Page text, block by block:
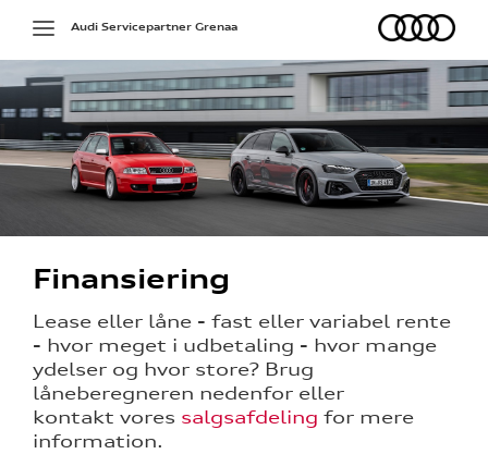
Toggle
navigation
Audi
Audi Servicepartner Grenaa
Finansiering
Lease eller låne - fast eller variabel rente
- hvor meget i udbetaling - hvor mange
ydelser og hvor store? Brug
låneberegneren nedenfor eller
kontakt vores salgsafdeling for mere
information.